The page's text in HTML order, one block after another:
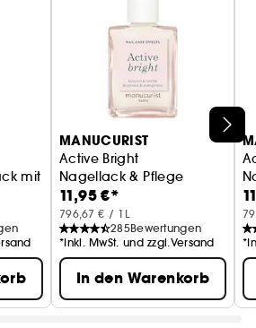
mit verwischender, mattrosa
MANUCURIST
Active Bright
Nagellack & Pflege
11,95 €*
796,67 € / 1L
285Bewertungen
*Inkl. MwSt. und zzgl.Versand
In den Warenkorb